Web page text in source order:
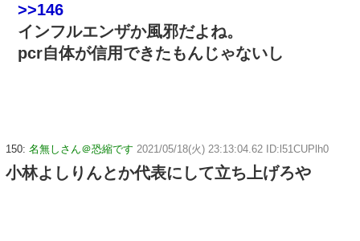
>>146
インフルエンザか風邪だよね。
pcr自体が信用できたもんじゃないし
150: 名無しさん＠恐縮です 2021/05/18(火) 23:13:04.62 ID:l51CUPlh0
小林よしりんとか代表にして立ち上げろや